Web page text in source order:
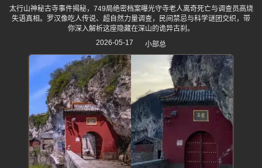
太行山神秘古寺事件揭秘，749局绝密档案曝光守寺老人离奇死亡与调查员高烧
失语真相。罗汉像吃人传说、超自然力量调查，民间禁忌与科学谜团交织，带
你深入解析这座隐藏在深山的诡异古刹。
2026-05-17
小部总